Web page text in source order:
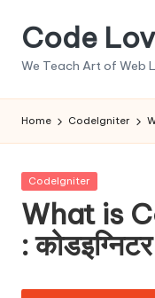
SkipCode
We Teach Art of Web
Home Codelgniter
Posted
Codelgniter
What is
: